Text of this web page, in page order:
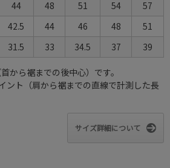
44 48 51 54
57
42.5 44 46 48
51
31.5 33 34.5 37 39
から裾までの後中心）です。
ント（肩から裾までの直線で計測した長
サイズ詳細について